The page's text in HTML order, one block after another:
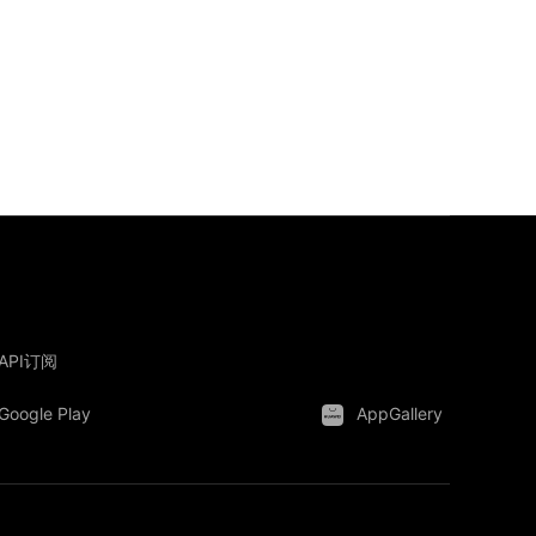
API订阅
Google Play AppGallery